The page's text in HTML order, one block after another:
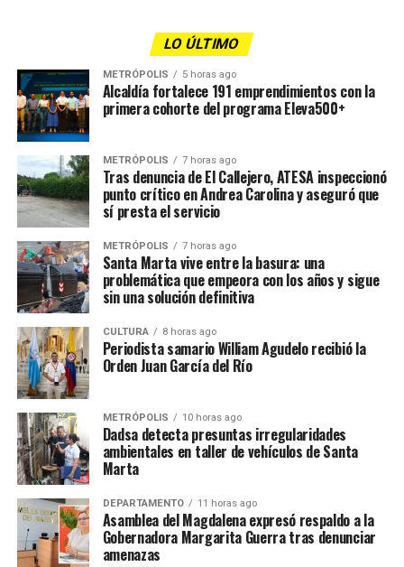
LO ÚLTIMO
METRÓPOLIS 5 horas ago
Alcaldía fortalece 191 emprendimientos con la
primera cohorte del programa Eleva500+
METRÓPOLIS 7 horas ago
Tras denuncia de El Callejero, ATESA inspeccionó
punto crítico en Andrea Carolina y aseguró que
sí presta el servicio
METRÓPOLIS 7 horas ago
Santa Marta vive entre la basura: una
problemática que empeora con los años y sigue
sin una solución definitiva
CULTURA 8 horas ago
Periodista samario William Agudelo recibió la
Orden Juan García del Río
METRÓPOLIS 10 horas ago
Dadsa detecta presuntas irregularidades
ambientales en taller de vehículos de Santa
Marta
DEPARTAMENTO 11 horas ago
Asamblea del Magdalena expresó respaldo a la
Gobernadora Margarita Guerra tras denunciar
amenazas